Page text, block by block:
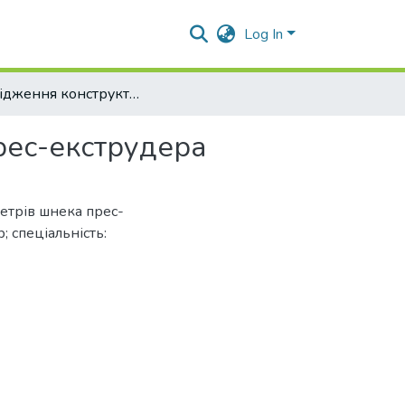
Log In
Дослідження конструктивних параметрів шнека прес-екструдера
екструдера
шнека прес-